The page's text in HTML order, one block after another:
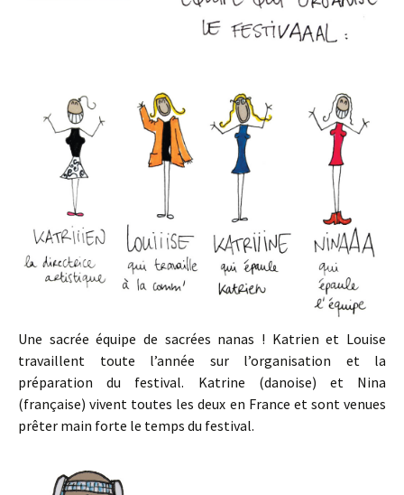
Une sacrée équipe de sacrées nanas ! Katrien et Louise
travaillent toute l’année sur l’organisation et la
préparation du festival. Katrine (danoise) et Nina
(française) vivent toutes les deux en France et sont venues
prêter main forte le temps du festival.